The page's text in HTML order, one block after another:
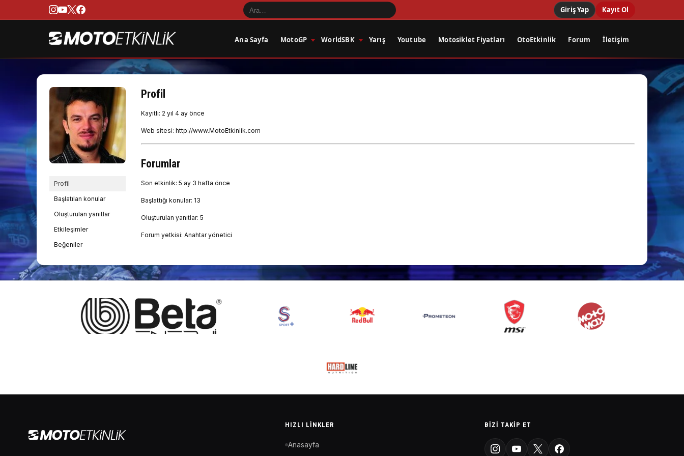
Giriş Yap Kayıt Ol
Ana Sayfa MotoGP WorldSBK Yarış Youtube Motosiklet Fiyatları OtoEtkinlik Forum İletişim
Profil
Başlatılan konular
Oluşturulan yanıtlar
Etkileşimler
Beğeniler
Profil
Kayıtlı: 2 yıl 4 ay önce
Web sitesi: http://www.MotoEtkinlik.com
Forumlar
Son etkinlik: 5 ay 3 hafta önce
Başlattığı konular: 13
Oluşturulan yanıtlar: 5
Forum yetkisi: Anahtar yönetici
HIZLI LINKLER
Anasayfa
BIZI TAKIP ET